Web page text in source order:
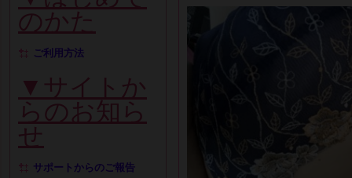
のかた
ご利用方法
▼サイトか
らのお知ら
せ
サポートからのご報告